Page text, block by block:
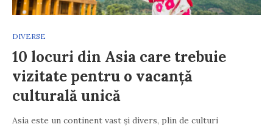
DIVERSE
10 locuri din Asia care trebuie
vizitate pentru o vacanță
culturală unică
Asia este un continent vast și divers, plin de culturi